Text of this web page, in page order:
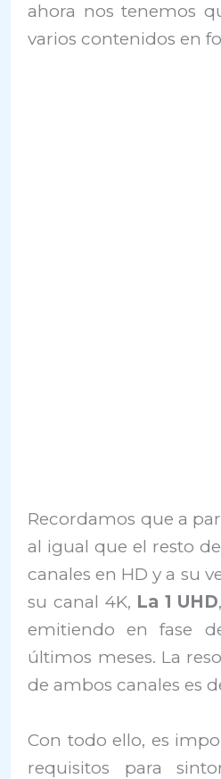
ahora nos tenemos
varios contenidos en
Recordamos que a
al igual que el resto
canales en HD y a su
su canal 4K, La 1 UHD
emitiendo en fase
últimos meses. La
de ambos canales es
Con todo ello, es
requisitos para